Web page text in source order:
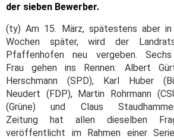
der sieben Bewerber.
(ty) Am 15. März, spätestens aber
Wochen später, wird der
Pfaffenhofen neu vergeben.
Frau gehen ins Rennen: Albert
Herschmann (SPD), Karl Huber
Neudert (FDP), Martin Rohrmann
(Grüne) und Claus
Zeitung hat allen dieselben
veröffentlicht im Rahmen einer